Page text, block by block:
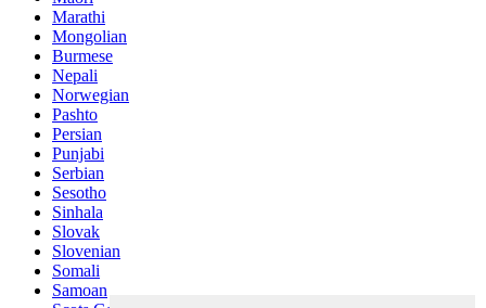
Marathi
Mongolian
Burmese
Nepali
Norwegian
Pashto
Persian
Punjabi
Serbian
Sesotho
Sinhala
Slovak
Slovenian
Somali
Samoan